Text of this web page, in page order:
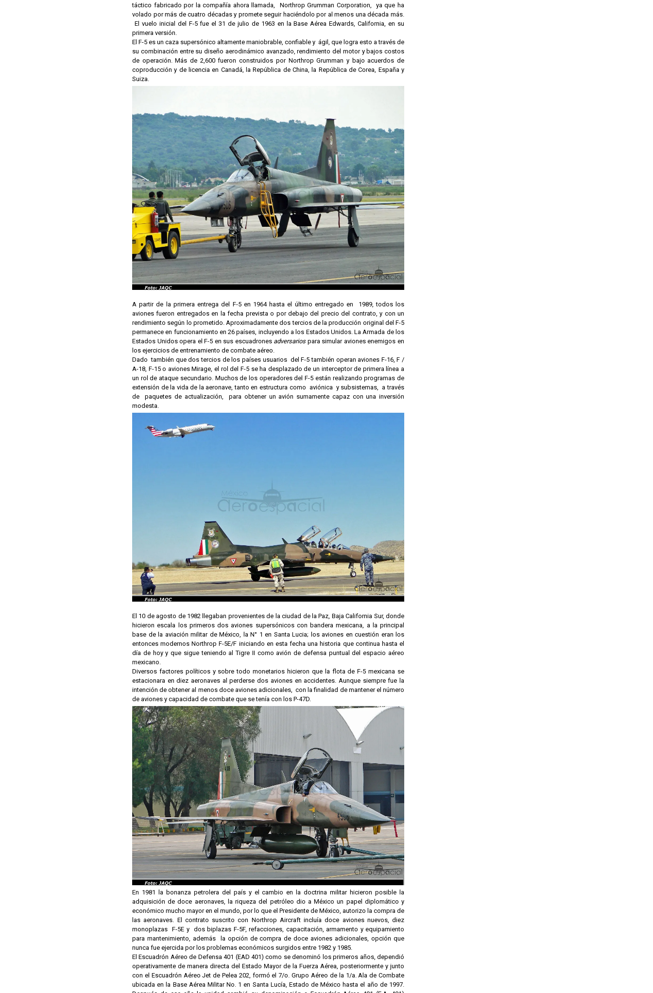
táctico fabricado por la compañía ahora llamada, Northrop Grumman Corporation, ya que ha
volado por más de cuatro décadas y promete seguir haciéndolo por al menos una década más.
El vuelo inicial del F-5 fue el 31 de julio de 1963 en la Base Aérea Edwards, California, en su
primera versión.
El F-5 es un caza supersónico altamente maniobrable, confiable y ágil, que logra esto a través de
su combinación entre su diseño aerodinámico avanzado, rendimiento del motor y bajos costos
de operación. Más de 2,600 fueron construidos por Northrop Grumman y bajo acuerdos de
coproducción y de licencia en Canadá, la República de China, la República de Corea, España y
Suiza.
A partir de la primera entrega del F-5 en 1964 hasta el último entregado en 1989, todos los
aviones fueron entregados en la fecha prevista o por debajo del precio del contrato, y con un
rendimiento según lo prometido. Aproximadamente dos tercios de la producción original del F-5
permanece en funcionamiento en 26 países, incluyendo a los Estados Unidos. La Armada de los
Estados Unidos opera el F-5 en sus escuadrones adversariospara simular aviones enemigos en
los ejercicios de entrenamiento de combate aéreo.
Dado también que dos tercios de los países usuarios del F-5 también operan aviones F-16, F /
A-18, F-15 o aviones Mirage, el rol del F-5 se ha desplazado de un interceptor de primera línea a
un rol de ataque secundario. Muchos de los operadores del F-5 están realizando programas de
extensión de la vida de la aeronave, tanto en estructura como aviónica y subsistemas, a través
de paquetes de actualización, para obtener un avión sumamente capaz con una inversión
modesta.
El 10 de agosto de 1982 llegaban provenientes de la ciudad de la Paz, Baja California Sur, donde
hicieron escala los primeros dos aviones supersónicos con bandera mexicana, a la principal
base de la aviación militar de México, la N° 1 en Santa Lucia; los aviones en cuestión eran los
entonces modernos Northrop F-5E/F iniciando en esta fecha una historia que continua hasta el
día de hoy y que sigue teniendo al Tigre II como avión de defensa puntual del espacio aéreo
mexicano.
Diversos factores políticos y sobre todo monetarios hicieron que la flota de F-5 mexicana se
estacionara en diez aeronaves al perderse dos aviones en accidentes. Aunque siempre fue la
intención de obtener al menos doce aviones adicionales, con la finalidad de mantener el número
de aviones y capacidad de combate que se tenía con los P-47D.
En 1981 la bonanza petrolera del país y el cambio en la doctrina militar hicieron posible la
adquisición de doce aeronaves, la riqueza del petróleo dio a México un papel diplomático y
económico mucho mayor en el mundo, por lo que el Presidente de México, autorizo la compra de
las aeronaves. El contrato suscrito con Northrop Aircraft incluía doce aviones nuevos, diez
monoplazas F-5E y dos biplazas F-5F, refacciones, capacitación, armamento y equipamiento
para mantenimiento, además la opción de compra de doce aviones adicionales, opción que
nunca fue ejercida por los problemas económicos surgidos entre 1982 y 1985.
El Escuadrón Aéreo de Defensa 401 (EAD 401) como se denominó los primeros años, dependió
operativamente de manera directa del Estado Mayor de la Fuerza Aérea, posteriormente y junto
con el Escuadrón Aéreo Jet de Pelea 202, formó el 7/o. Grupo Aéreo de la 1/a. Ala de Combate
ubicada en la Base Aérea Militar No. 1 en Santa Lucía, Estado de México hasta el año de 1997.